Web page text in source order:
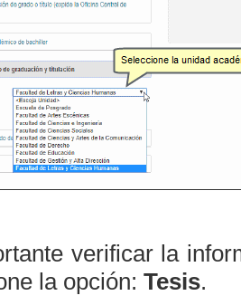
verificar la
la opción: Tesis.